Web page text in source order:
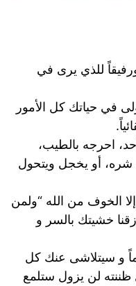
للذي يرى في
في حياتك كل الأمور
احرجه بالطيب،
شره، أو يخجل ويتحول
الخوف من الله “ولمن
خشيتك بالسر و
و سيتلاشى عنك كل
لن يزول ستلمع